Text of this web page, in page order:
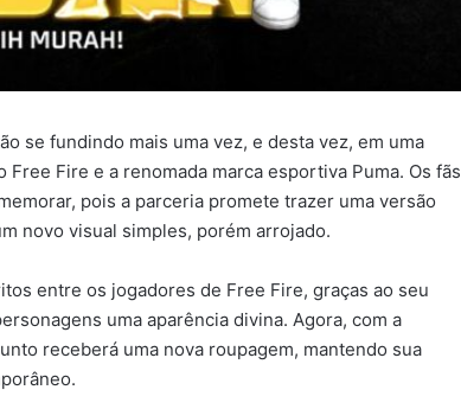
se fundindo mais uma vez, e desta vez, em uma
Fire e a renomada marca esportiva Puma. Os fãs
pois a parceria promete trazer uma versão
novo visual simples, porém arrojado.
entre os jogadores de Free Fire, graças ao seu
uma aparência divina. Agora, com a
receberá uma nova roupagem, mantendo sua